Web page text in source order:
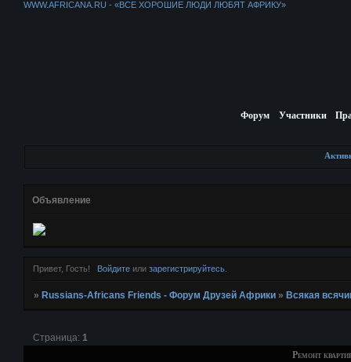
WWW.AFRICANA.RU - «ВСЕ ХОРОШИЕ ЛЮДИ ЛЮБЯТ АФРИКУ»
Форум Участники
Объявление
Привет, Гость! Войдитеили зарегистрируйтесь.
» Russians-Africans Friends - Форум Друзей Африки » Всякая
Ремонт
Страница: 1